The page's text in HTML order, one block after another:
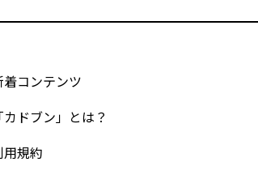
着コンテンツ
「カドブン」とは？
用規約